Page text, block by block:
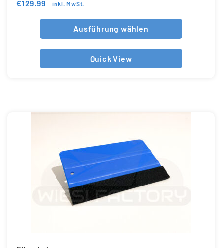
€129.99 inkl. MwSt.
Ausführung wählen
Quick View